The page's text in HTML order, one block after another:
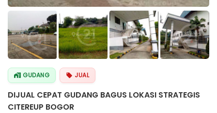
GUDANG JUAL
DIJUAL CEPAT GUDANG BAGUS LOKASI STRATEGIS
CITEREUP BOGOR